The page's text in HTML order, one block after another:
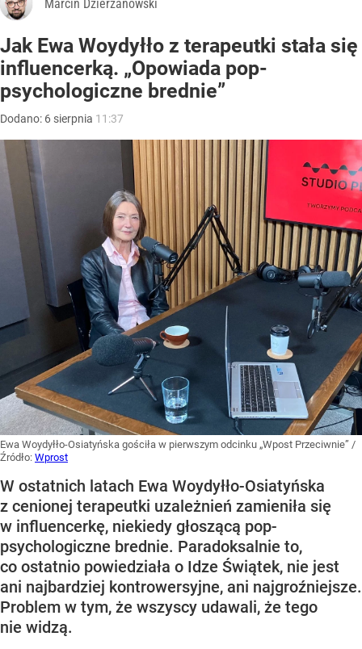
Marcin Dzierżanowski
Jak Ewa Woydyłło z terapeutki stała się
influencerką. „Opowiada pop-
psychologiczne brednie”
Dodano: 6 sierpnia 11:37
Ewa Woydyłło-Osiatyńska gościła w pierwszym odcinku „Wpost Przeciwnie” /
Źródło: Wprost
W ostatnich latach Ewa Woydyłło-Osiatyńska
z cenionej terapeutki uzależnień zamieniła się
w influencerkę, niekiedy głoszącą pop-
psychologiczne brednie. Paradoksalnie to,
co ostatnio powiedziała o Idze Świątek, nie jest
ani najbardziej kontrowersyjne, ani najgroźniejsze.
Problem w tym, że wszyscy udawali, że tego
nie widzą.